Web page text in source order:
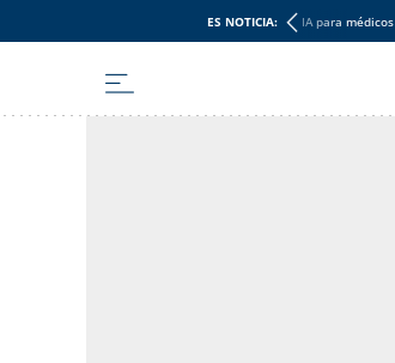
ES NOTICIA: IA para médicos